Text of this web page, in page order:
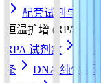
配套试剂与耗材
恒温扩增
RPA 试剂盒
条
DNA 纯化磁珠